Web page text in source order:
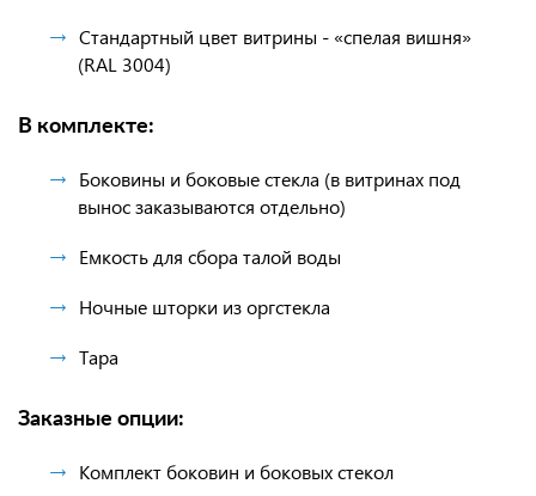
Стандартный цвет витрины - «спелая вишня»
(RAL 3004)
В комплекте:
Боковины и боковые стекла (в витринах под
вынос заказываются отдельно)
Емкость для сбора талой воды
Ночные шторки из оргстекла
Тара
Заказные опции:
Комплект боковин и боковых стекол